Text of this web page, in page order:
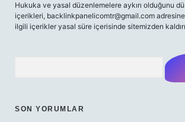
Hukuka ve yasal düzenlemelere aykırı olduğunu
içerikleri, backlinkpanelicomtr@gmail.com
ilgili içerikler yasal süre içerisinde sitemizden
SON YORUMLAR